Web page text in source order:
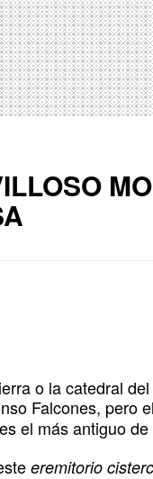
o la catedral
Falcones, pero el
es el más antiguo
eremitorio